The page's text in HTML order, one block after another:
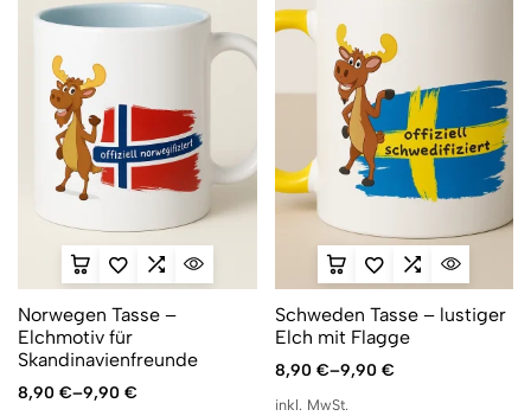
Norwegen Tasse –
Elchmotiv für
Skandinavienfreunde
8,90 €–9,90 €
Schweden Tasse – lustiger
Elch mit Flagge
8,90 €–9,90 €
inkl. MwSt.